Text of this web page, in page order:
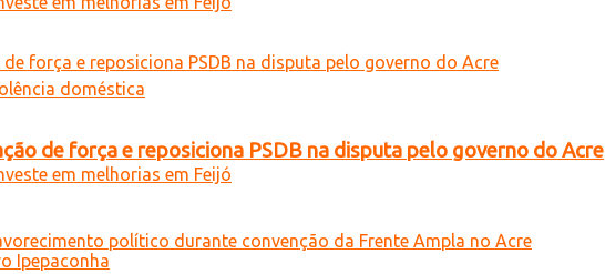
de força e reposiciona PSDB na disputa pelo governo do Acre